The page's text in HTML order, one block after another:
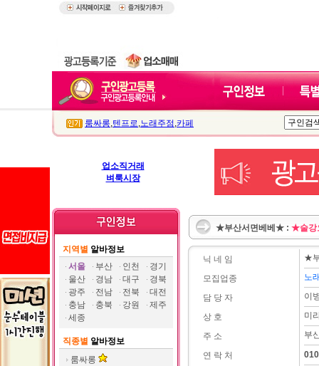
룸싸롱,텐프로,노래주점 ,카페
업소직거래
벼룩시장
지역별 알바정보
서울
부산 인천
경기
울산
경남 대구
경북
광주
전남 전북
대전
충남
충북 강원
제주
세종
직종별 알바정보
룸싸롱
★부산서면베베★ : ★술강
닉 네 임
모집업종
담 당 자
상 호
주 소
연 락 처
★
노
이
미
부